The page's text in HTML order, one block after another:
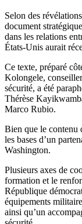
time
Selon des
document
dans les relations
États-Unis aurait
Ce texte, préparé
Kolongele,
sécurité, a été
Thérèse
Marco Rubio.
Bien que le contenu
les bases d’un
Washington.
Plusieurs axes de
formation et le
République
équipements
ainsi qu’un